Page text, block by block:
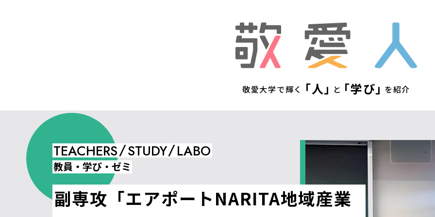
敬愛大学で輝く「人」と「学び」を紹介
TEACHERS/STUDY/LABO
教員・学び・ゼミ
副専攻「エアポートNARITA地域産業